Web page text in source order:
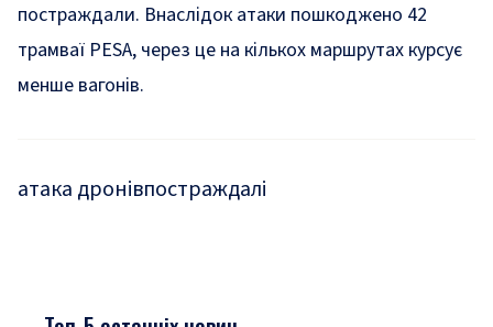
постраждали. Внаслідок атаки пошкоджено 42
трамваї PESA, через це на кількох маршрутах курсує
менше вагонів.
атака дронівпостраждалі